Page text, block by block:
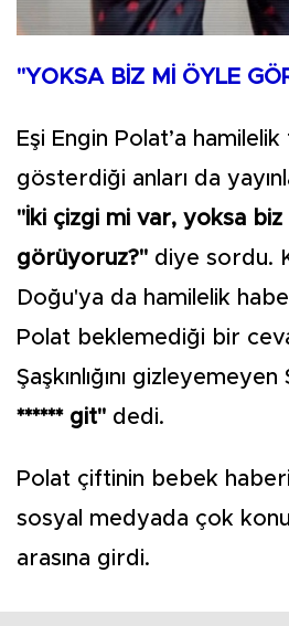
"YOKSA BİZ Mİ ÖYLE
Eşi Engin Polat’a
gösterdiği anları da
"İki çizgi mi var, yoksa
görüyoruz?" diye sordu.
Doğu'ya da hamilelik
Polat beklemediği bir
Şaşkınlığını gizleyemeyen
****** git" dedi.
Polat çiftinin bebek
sosyal medyada çok
arasına girdi.